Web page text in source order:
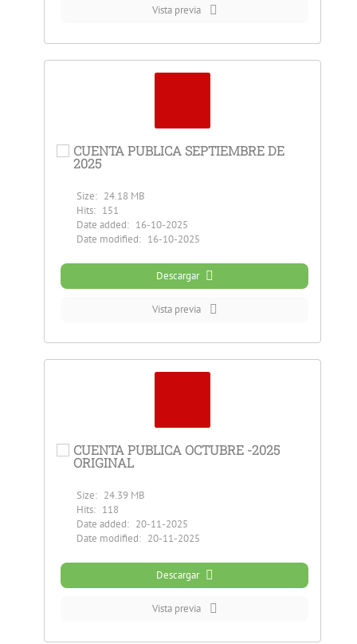
Vista previa
CUENTA PUBLICA SEPTIEMBRE DE
2025
Size: 24.18 MB
Hits: 151
Date added: 16-10-2025
Date modified: 16-10-2025
Descargar
Vista previa
CUENTA PUBLICA OCTUBRE -2025
ORIGINAL
Size: 24.39 MB
Hits: 118
Date added: 20-11-2025
Date modified: 20-11-2025
Descargar
Vista previa